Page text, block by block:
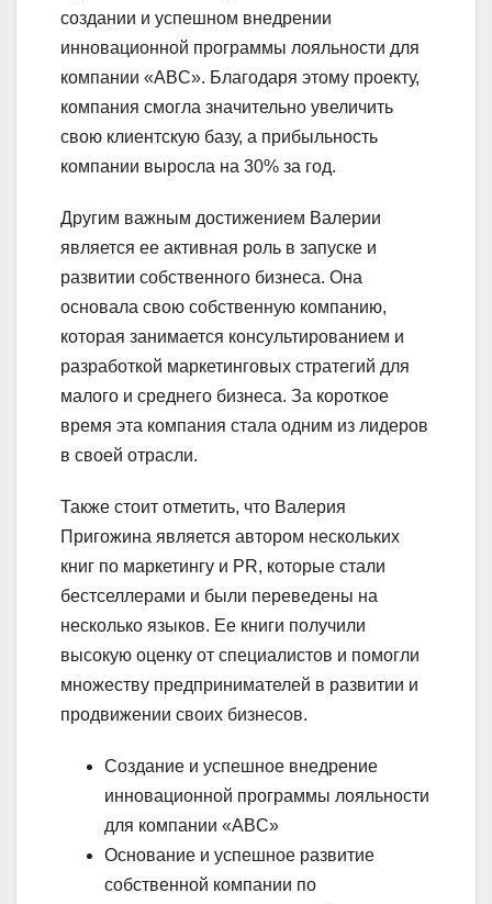
создании и успешном внедрении
инновационной программы лояльности для
компании «ABC». Благодаря этому проекту,
компания смогла значительно увеличить
свою клиентскую базу, а прибыльность
компании выросла на 30% за год.
Другим важным достижением Валерии
является ее активная роль в запуске и
развитии собственного бизнеса. Она
основала свою собственную компанию,
которая занимается консультированием и
разработкой маркетинговых стратегий для
малого и среднего бизнеса. За короткое
время эта компания стала одним из лидеров
в своей отрасли.
Также стоит отметить, что Валерия
Пригожина является автором нескольких
книг по маркетингу и PR, которые стали
бестселлерами и были переведены на
несколько языков. Ее книги получили
высокую оценку от специалистов и помогли
множеству предпринимателей в развитии и
продвижении своих бизнесов.
Создание и успешное внедрение
инновационной программы лояльности
для компании «ABC»
Основание и успешное развитие
собственной компании по